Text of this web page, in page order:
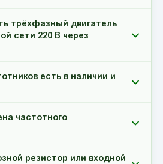
трёхфазный двигатель
сети 220 В через
есть в наличии и
частотного
резистор или входной